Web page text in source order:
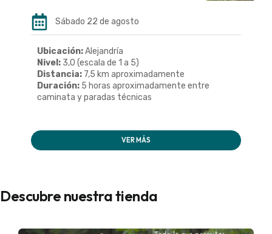
Sábado 22 de agosto
Ubicación:Alejandría
Nivel: 3,0 (escala de 1 a 5)
Distancia: 7,5 km aproximadamente
Duración: 5 horas aproximadamente entre
caminata y paradas técnicas
VER MÁS
Descubre nuestra tienda